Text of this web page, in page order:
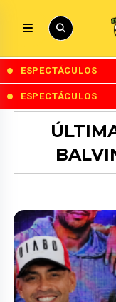
ESPECTÁCULOS
ESPECTÁCULOS